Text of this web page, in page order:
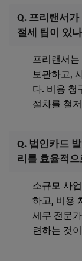
Q. 프리랜서
절세 팁이 있
프리랜서는
보관하고,
다. 비용 청
절차를 철
Q. 법인카드
리를 효율적
소규모 사
하고, 비용
세무 전문
련하는 것